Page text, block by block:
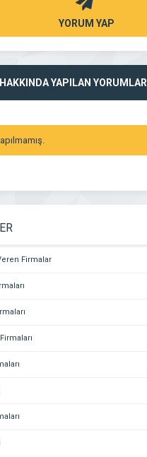
YORUM YAP
YAPILAN YORUMLAR
Firmalar